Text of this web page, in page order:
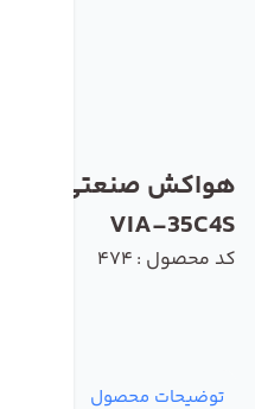
هواکش صنعتی با
VIA-35C4S
کد محصول : 474
توضیحات محصول